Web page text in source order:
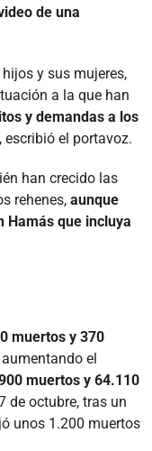
de una
y sus mujeres,
a la que han
y demandas a los
escribió el portavoz.
han crecido las
rehenes, aunque
Hamás que incluya
muertos y 370
aumentando el
muertos y 64.110
de octubre, tras un
unos 1.200 muertos